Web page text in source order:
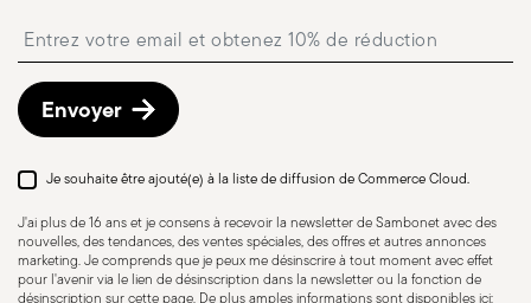
Envoyer
Je souhaite être ajouté(e) à la liste de diffusion de Commerce Cloud.
J'ai plus de 16 ans et je consens à recevoir la newsletter de Sambonet avec des
marketing. Je comprends que je peux me désinscrire à tout moment avec effet
pour l'avenir via le lien de désinscription dans la newsletter ou la fonction de
désinscription sur cette page. De plus amples informations sont disponibles ici:
Vie privée.
des nouvelles, des tendances, des ventes spéciales, des offres et autres
annonces marketing. Je comprends que je peux me désinscrire à tout
moment avec effet pour l'avenir via le lien de désinscription dans la
newsletter ou la fonction de désinscription sur cette page. De plus amples
En savoir plus